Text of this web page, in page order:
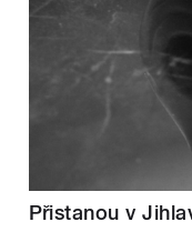
Přistanou v